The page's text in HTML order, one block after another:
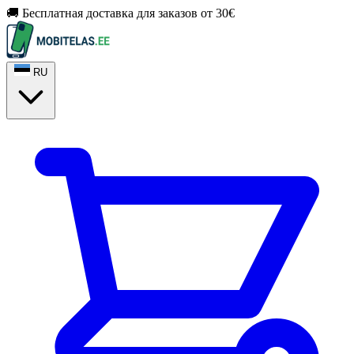
🚚 Бесплатная доставка для заказов от 30€
RU